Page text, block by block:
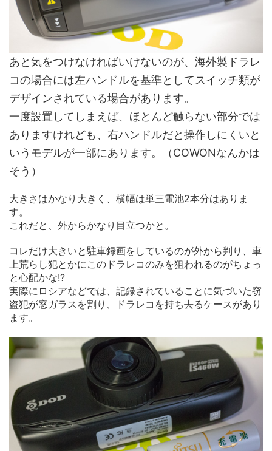
あと気をつけなければいけないのが、海外製ドラレ
コの場合には左ハンドルを基準としてスイッチ類が
デザインされている場合があります。
一度設置してしまえば、ほとんど触らない部分では
ありますけれども、右ハンドルだと操作しにくいと
いうモデルが一部にあります。（COWONなんかは
そう）
大きさはかなり大きく、横幅は単三電池2本分はありま
す。
これだと、外からかなり目立つかと。
コレだけ大きいと駐車録画をしているのが外から判り、車
上荒らし犯とかにこのドラレコのみを狙われるのがちょっ
と心配かな!?
実際にロシアなどでは、記録されていることに気づいた窃
盗犯が窓ガラスを割り、ドラレコを持ち去るケースがあり
ます。